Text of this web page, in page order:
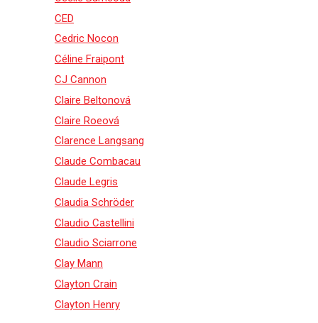
CED
Cedric Nocon
Céline Fraipont
CJ Cannon
Claire Beltonová
Claire Roeová
Clarence Langsang
Claude Combacau
Claude Legris
Claudia Schröder
Claudio Castellini
Claudio Sciarrone
Clay Mann
Clayton Crain
Clayton Henry